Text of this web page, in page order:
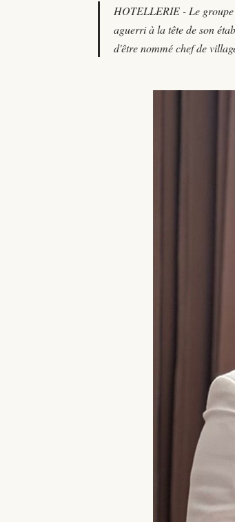
HOTELLERIE - Le groupe
aguerri à la tête de son
d'être nommé chef de